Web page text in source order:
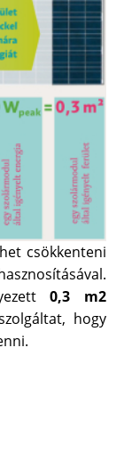
csökkenteni
0,3 m2
hogy